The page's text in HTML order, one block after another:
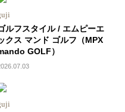
ルフスタイル / エムピーエ
クス マンド ゴルフ（MPX
GOLF）